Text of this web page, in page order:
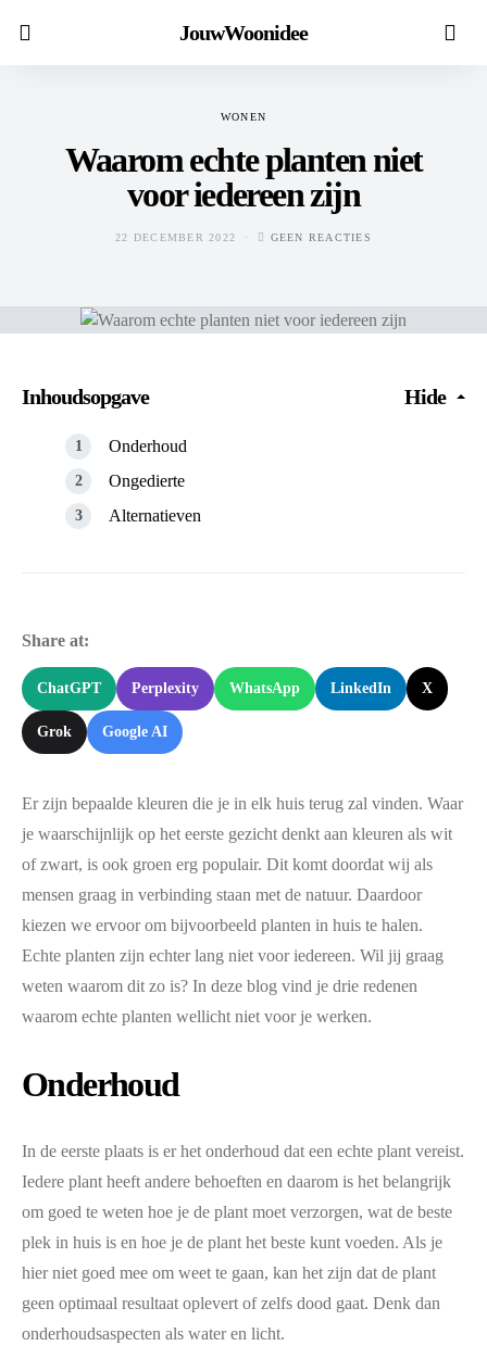
JouwWoonidee
WONEN
Waarom echte planten niet
voor iedereen zijn
22 DECEMBER 2022 GEEN REACTIES
Inhoudsopgave Hide
Onderhoud
Ongedierte
Alternatieven
Share at:
ChatGPT Perplexity WhatsApp LinkedIn X
Grok Google AI
Er zijn bepaalde kleuren die je in elk huis terug zal vinden. Waar
je waarschijnlijk op het eerste gezicht denkt aan kleuren als wit
of zwart, is ook groen erg populair. Dit komt doordat wij als
mensen graag in verbinding staan met de natuur. Daardoor
kiezen we ervoor om bijvoorbeeld planten in huis te halen.
Echte planten zijn echter lang niet voor iedereen. Wil jij graag
weten waarom dit zo is? In deze blog vind je drie redenen
waarom echte planten wellicht niet voor je werken.
Onderhoud
In de eerste plaats is er het onderhoud dat een echte plant vereist.
Iedere plant heeft andere behoeften en daarom is het belangrijk
om goed te weten hoe je de plant moet verzorgen, wat de beste
plek in huis is en hoe je de plant het beste kunt voeden. Als je
hier niet goed mee om weet te gaan, kan het zijn dat de plant
geen optimaal resultaat oplevert of zelfs dood gaat. Denk dan
onderhoudsaspecten als water en licht.